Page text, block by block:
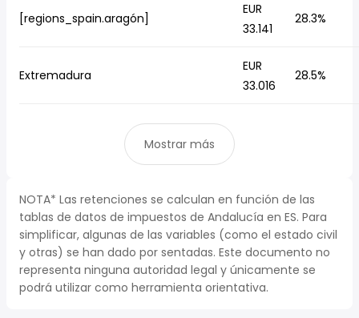
[regions_spain.aragón]
EUR
33.141
28.3%
Extremadura
EUR
33.016
28.5%
Mostrar más
NOTA* Las retenciones se calculan en función de las
tablas de datos de impuestos de Andalucía en ES. Para
simplificar, algunas de las variables (como el estado civil
y otras) se han dado por sentadas. Este documento no
representa ninguna autoridad legal y únicamente se
podrá utilizar como herramienta orientativa.